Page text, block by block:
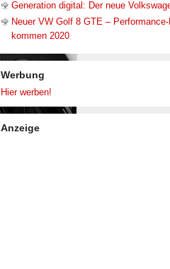
Generation digital: Der neue
Neuer VW Golf 8 GTE –
kommen 2020
Werbung
Hier werben!
Anzeige